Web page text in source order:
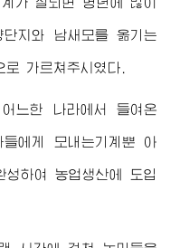
단지와 남새모를 옮기는
가르쳐주시였다.
느한 나라에서 들여온
들에게 모내는기계뿐 아
성하여 농업생산에 도입